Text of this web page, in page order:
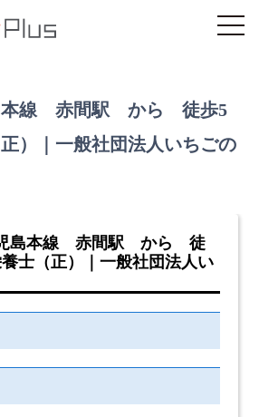
本線 赤間駅 から 徒歩5
）｜一般社団法人いちごの
児島本線 赤間駅 から 徒
士（正）｜一般社団法人い